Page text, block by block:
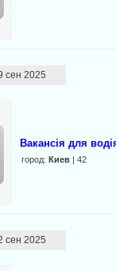
сен 2025
Вакансія для
город: Киев| 42
сен 2025